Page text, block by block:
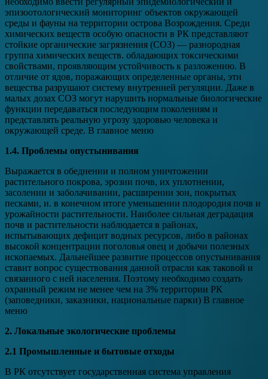
эпизоотологический мониторинг объектов окружающей
среды и фауны на территории острова Возрождения. Среди
химических веществ особую опасности в РК представляют
стойкие органические загрязнения (СОЗ) — разнородная
группа химических веществ. обладающих токсическими
свойствами, проявляющим устойчивость к разложению. В
отличие от ядов, поражающих определенные органы, эти
вещества разрушают систему внутренней регуляции. Даже в
малых дозах СОЗ могут нарушить нормальные биологические
функции передаваться последующим поколениям и
представлять реальную угрозу здоровью человека и
окружающей среде. В главное меню
1.4. Проблемы опустынивания
Выражается в обеднении и полном уничтожении
растительного покрова, эрозии почв, их уплотнении,
засолении и заболачивании, расширении зон, покрытых
песками, и. в конечном итоге уменьшении плодородия почв и
урожайности растительности. Наиболее сильная деградация
почв и растительности наблюдается в районах,
испытывающих дефицит водных ресурсов, либо в районах
высокой концентрации поголовья овец и добычи полезных
ископаемых. Дальнейшее развитие процессов опустынивания
ставит вопрос существования данной отрасли как таковой и
связанного с ней населения. Поэтому необходимо создать
охранный режим не менее чем на 3% территории РК
(заповедники, заказники, национальные парки) В главное
меню
2. Локальные экологические проблемы
2.1 Промышленные и бытовые отходы
В РК отсутствует государственная система управления